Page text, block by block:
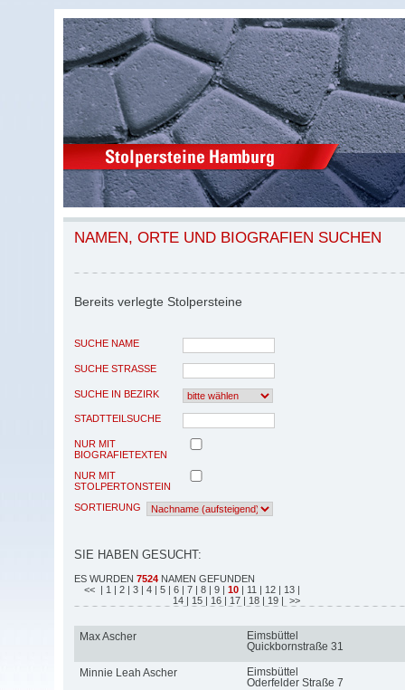
NAMEN, ORTE UND BIOGRAFIEN SUCHEN
Bereits verlegte Stolpersteine
SUCHE NAME
SUCHE STRASSE
SUCHE IN BEZIRK
STADTTEILSUCHE
NUR MIT
BIOGRAFIETEXTEN
NUR MIT
STOLPERTONSTEIN
SORTIERUNG
SIE HABEN GESUCHT:
ES WURDEN 7524 NAMEN GEFUNDEN
<< | 1 | 2 | 3 | 4 | 5 | 6 | 7 | 8 | 9 | 10 | 11 | 12 | 13 |
14 | 15 | 16 | 17 | 18 | 19 | >>
Max Ascher
Eimsbüttel
Quickbornstraße 31
Minnie Leah Ascher
Eimsbüttel
Oderfelder Straße 7